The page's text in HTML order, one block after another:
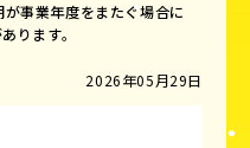
事業年度をまたぐ場合に
ります。
2026年05月29日